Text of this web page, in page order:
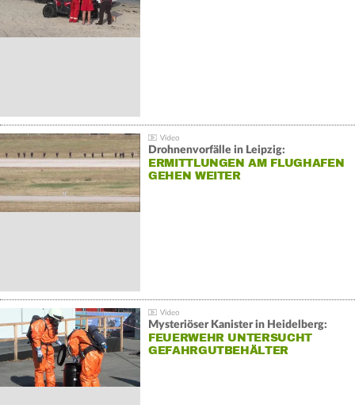
Drohnenvorfälle in Leipzig:
ERMITTLUNGEN AM FLUGHAFEN
GEHEN WEITER
Mysteriöser Kanister in Heidelberg:
FEUERWEHR UNTERSUCHT
GEFAHRGUTBEHÄLTER